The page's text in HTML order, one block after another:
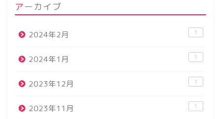
アーカイブ
2024年2月 1
2024年1月 1
2023年12月 1
2023年11月 1